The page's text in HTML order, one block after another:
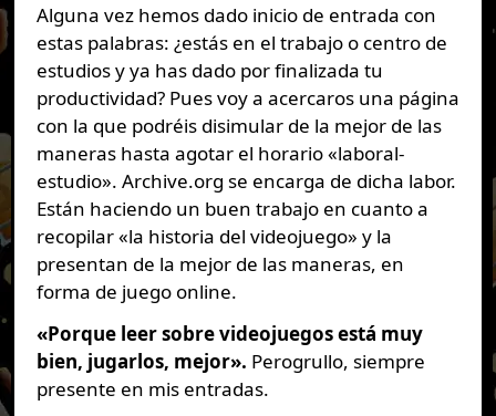
Alguna vez hemos dado inicio de entrada con
estas palabras: ¿estás en el trabajo o centro de
estudios y ya has dado por finalizada tu
productividad? Pues voy a acercaros una página
con la que podréis disimular de la mejor de las
maneras hasta agotar el horario «laboral-
estudio». Archive.org se encarga de dicha labor.
Están haciendo un buen trabajo en cuanto a
recopilar «la historia del videojuego» y la
presentan de la mejor de las maneras, en
forma de juego online.
«Porque leer sobre videojuegos está muy
bien, jugarlos, mejor». Perogrullo, siempre
presente en mis entradas.